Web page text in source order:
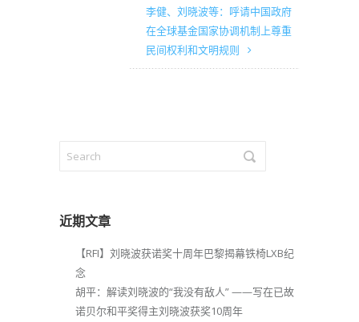
李健、刘晓波等：呼请中国政府
在全球基金国家协调机制上尊重
民间权利和文明规则
近期文章
【RFI】刘晓波获诺奖十周年巴黎揭幕铁椅LXB纪
念
胡平：解读刘晓波的“我没有敌人” ——写在已故
诺贝尔和平奖得主刘晓波获奖10周年